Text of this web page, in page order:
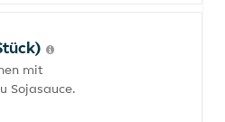
mit
Sojasauce.